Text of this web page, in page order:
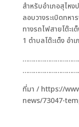
สำหรับอำเภอสุไหง
ลอบวางระเบิดทห
ทางรถไฟสายโต๊ะเ
1 ตำบลโต๊ะเด็ง อำ
ที่มา / https://
news/73047-